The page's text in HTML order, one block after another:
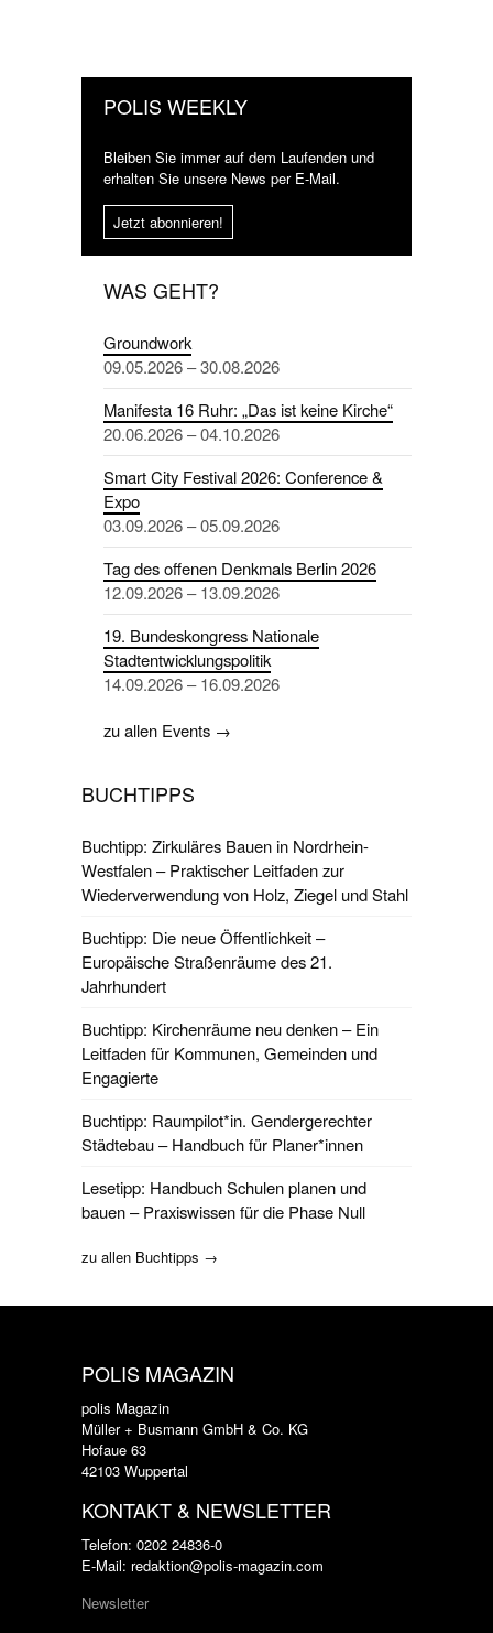
POLIS WEEKLY
Bleiben Sie immer auf dem Laufenden und
erhalten Sie unsere News per E-Mail.
Jetzt abonnieren!
WAS GEHT?
Groundwork
09.05.2026 – 30.08.2026
Manifesta 16 Ruhr: „Das ist keine Kirche“
20.06.2026 – 04.10.2026
Smart City Festival 2026: Conference &
Expo
03.09.2026 – 05.09.2026
Tag des offenen Denkmals Berlin 2026
12.09.2026 – 13.09.2026
19. Bundeskongress Nationale
Stadtentwicklungspolitik
14.09.2026 – 16.09.2026
zu allen Events →
BUCHTIPPS
Buchtipp: Zirkuläres Bauen in Nordrhein-
Westfalen – Praktischer Leitfaden zur
Wiederverwendung von Holz, Ziegel und Stahl
Buchtipp: Die neue Öffentlichkeit –
Europäische Straßenräume des 21.
Jahrhundert
Buchtipp: Kirchenräume neu denken – Ein
Leitfaden für Kommunen, Gemeinden und
Engagierte
Buchtipp: Raumpilot*in. Gendergerechter
Städtebau – Handbuch für Planer*innen
Lesetipp: Handbuch Schulen planen und
bauen – Praxiswissen für die Phase Null
zu allen Buchtipps →
POLIS MAGAZIN
polis Magazin
Müller + Busmann GmbH & Co. KG
Hofaue 63
42103 Wuppertal
KONTAKT & NEWSLETTER
Telefon: 0202 24836-0
E-Mail: redaktion@polis-magazin.com
Newsletter